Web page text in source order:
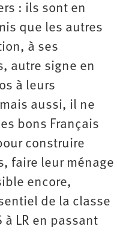
: ils sont en
que les autres
à ses
autre signe en
à leurs
aussi, il ne
bons Français
construire
faire leur ménage
encore,
de la classe
LR en passant